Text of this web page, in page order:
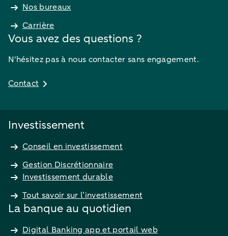
Nos bureaux
Carrière
Vous avez des questions ?
N'hésitez pas à nous contacter sans engagement.
Contact
Investissement
Conseil en investissement
Gestion Discrétionnaire
Investissement durable
Tout savoir sur l’investissement
La banque au quotidien
Digital Banking app et portail web